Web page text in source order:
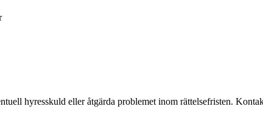
hyresskuld eller åtgärda problemet inom rättelsefristen.